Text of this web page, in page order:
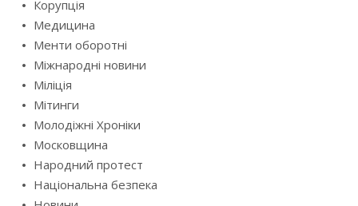
Корупція
Медицина
Менти оборотні
Міжнародні новини
Міліція
Мітинги
Молодіжні Хроніки
Московщина
Народний протест
Національна безпека